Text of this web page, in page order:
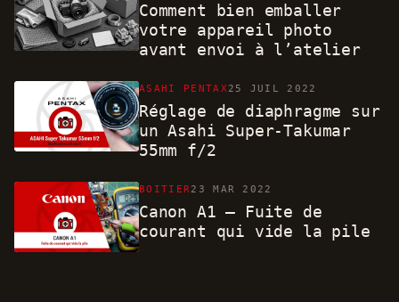
Comment bien emballer
votre appareil photo
avant envoi à l’atelier
ASAHI PENTAX25 JUIL 2022
Réglage de diaphragme sur
un Asahi Super-Takumar
55mm f/2
BOITIER23 MAR 2022
Canon A1 – Fuite de
courant qui vide la pile